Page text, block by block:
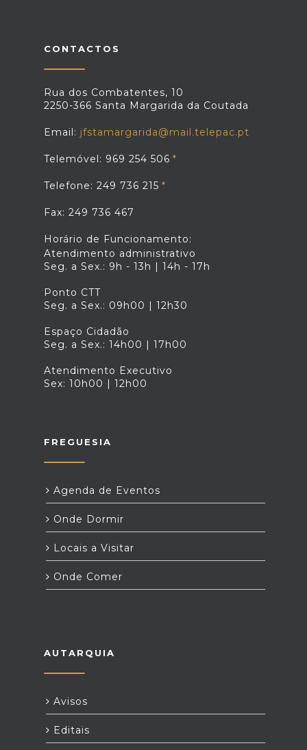
CONTACTOS
Rua dos Combatentes, 10
2250-366 Santa Margarida da Coutada
Email: jfstamargarida@mail.telepac.pt
Telemóvel: 969 254 506
Telefone: 249 736 215
Fax: 249 736 467
Horário de Funcionamento:
Atendimento administrativo
Seg. a Sex.: 9h - 13h | 14h - 17h
Ponto CTT
Seg. a Sex.: 09h00 | 12h30
Espaço Cidadão
Seg. a Sex.: 14h00 | 17h00
Atendimento Executivo
Sex: 10h00 | 12h00
FREGUESIA
Agenda de Eventos
Onde Dormir
Locais a Visitar
Onde Comer
AUTARQUIA
Avisos
Editais